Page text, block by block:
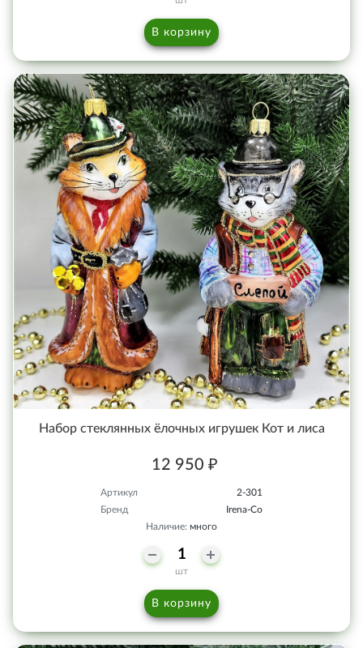
В корзину
Набор стеклянных ёлочных игрушек Кот и лиса
12 950 ₽
Артикул
2-301
Бренд
Irena-Co
Наличие: много
шт
В корзину